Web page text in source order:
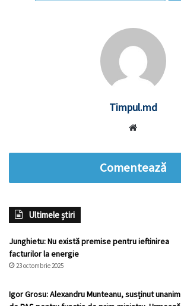
Timpul.md
Comentează
Ultimele știri
Junghietu: Nu există premise pentru ieftinirea
facturilor la energie
23 octombrie 2025
Igor Grosu: Alexandru Munteanu, susținut unanim